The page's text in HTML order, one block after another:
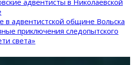
в адвентистской общине Вольска
приключения следопытского
света»